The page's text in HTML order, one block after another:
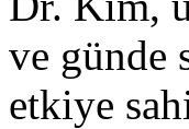
ve günde
etkiye